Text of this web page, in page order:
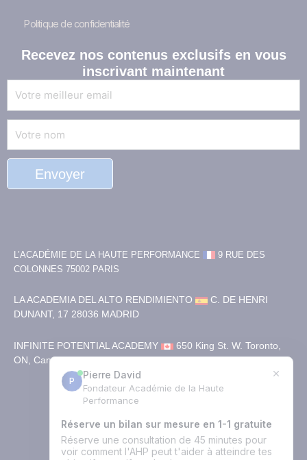
Politique de confidentialité
Recevez nos contenus exclusifsen vous
inscrivant maintenant
mail
Envoyer
L’ACADÉMIE DE LA HAUTE PERFORMANCE
9 RUE DES
COLONNES 75002 PARIS
LA ACADEMIA DEL ALTO RENDIMIENTO
C. DE HENRI
DUNANT, 17 28036 MADRID
INFINITE POTENTIAL ACADEMY
650 King St. W. Toronto,
ON, Canada. M5V 0H7
+33(0)1 89 16 30 82
Nous contacter